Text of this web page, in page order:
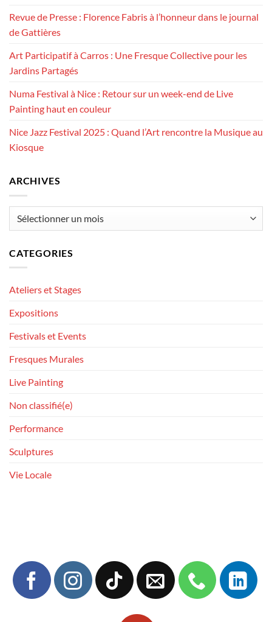
Revue de Presse : Florence Fabris à l’honneur dans le journal
de Gattières
Art Participatif à Carros : Une Fresque Collective pour les
Jardins Partagés
Numa Festival à Nice : Retour sur un week-end de Live
Painting haut en couleur
Nice Jazz Festival 2025 : Quand l’Art rencontre la Musique au
Kiosque
ARCHIVES
CATEGORIES
Ateliers et Stages
Expositions
Festivals et Events
Fresques Murales
Live Painting
Non classifié(e)
Performance
Sculptures
Vie Locale